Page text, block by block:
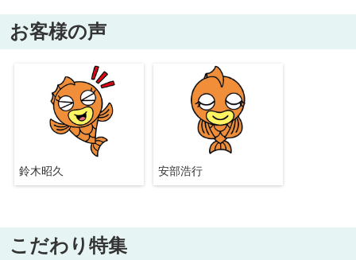
お客様の声
鈴木昭久 安部浩行
こだわり特集